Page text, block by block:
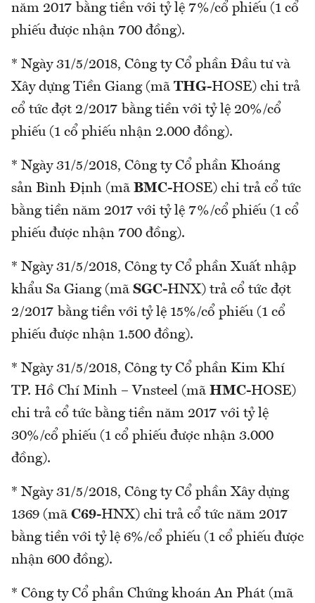
năm 2017 bằng tiền với tỷ lệ 7%/cổ phiếu (1 cổ
phiếu được nhận 700 đồng).
* Ngày 31/5/2018, Công ty Cổ phần Đầu tư và
Xây dựng Tiền Giang (mã THG-HOSE) chi trả
cổ tức đợt 2/2017 bằng tiền với tỷ lệ 20%/cổ
phiếu (1 cổ phiếu nhận 2.000 đồng).
* Ngày 31/5/2018, Công ty Cổ phần Khoáng
sản Bình Định (mã BMC-HOSE) chi trả cổ tức
bằng tiền năm 2017 với tỷ lệ 7%/cổ phiếu (1 cổ
phiếu được nhận 700 đồng).
* Ngày 31/5/2018, Công ty Cổ phần Xuất nhập
khẩu Sa Giang (mã SGC-HNX) trả cổ tức đợt
2/2017 bằng tiền với tỷ lệ 15%/cổ phiếu (1 cổ
phiếu được nhận 1.500 đồng).
* Ngày 31/5/2018, Công ty Cổ phần Kim Khí
TP. Hồ Chí Minh – Vnsteel (mã HMC-HOSE)
chi trả cổ tức bằng tiền năm 2017 với tỷ lệ
30%/cổ phiếu (1 cổ phiếu được nhận 3.000
đồng).
* Ngày 31/5/2018, Công ty Cổ phần Xây dựng
1369 (mã C69-HNX) chi trả cổ tức năm 2017
bằng tiền với tỷ lệ 6%/cổ phiếu (1 cổ phiếu được
nhận 600 đồng).
* Công ty Cổ phần Chứng khoán An Phát (mã